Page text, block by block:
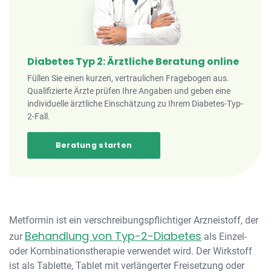
Diabetes Typ 2: Ärztliche Beratung online
Füllen Sie einen kurzen, vertraulichen Fragebogen aus.
Qualifizierte Ärzte prüfen Ihre Angaben und geben eine
individuelle ärztliche Einschätzung zu Ihrem Diabetes-Typ-
2-Fall.
Beratung starten
Metformin ist ein verschreibungspflichtiger Arzneistoff, der
zur Behandlung von Typ-2-Diabetes als Einzel-
oder Kombinationstherapie verwendet wird. Der Wirkstoff
ist als Tablette, Tablet mit verlängerter Freisetzung oder